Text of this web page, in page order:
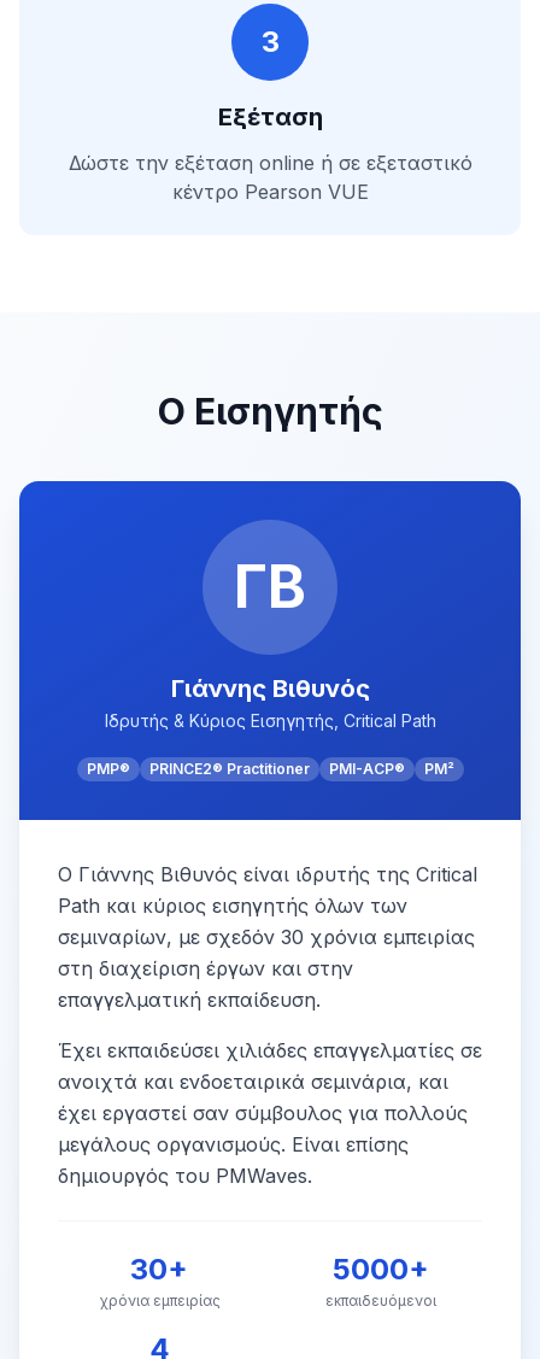
3
Εξέταση
Δώστε την εξέταση online ή σε εξεταστικό
κέντρο Pearson VUE
Ο Εισηγητής
ΓΒ
Γιάννης Βιθυνός
Ιδρυτής & Κύριος Εισηγητής, Critical Path
PMP® PRINCE2® Practitioner PMI-ACP® PM²
Ο Γιάννης Βιθυνός είναι ιδρυτής της Critical
Path και κύριος εισηγητής όλων των
σεμιναρίων, με σχεδόν 30 χρόνια εμπειρίας
στη διαχείριση έργων και στην
επαγγελματική εκπαίδευση.
Έχει εκπαιδεύσει χιλιάδες επαγγελματίες σε
ανοιχτά και ενδοεταιρικά σεμινάρια, και
έχει εργαστεί σαν σύμβουλος για πολλούς
μεγάλους οργανισμούς. Είναι επίσης
δημιουργός του PMWaves.
30+
χρόνια εμπειρίας
5000+
εκπαιδευόμενοι
4